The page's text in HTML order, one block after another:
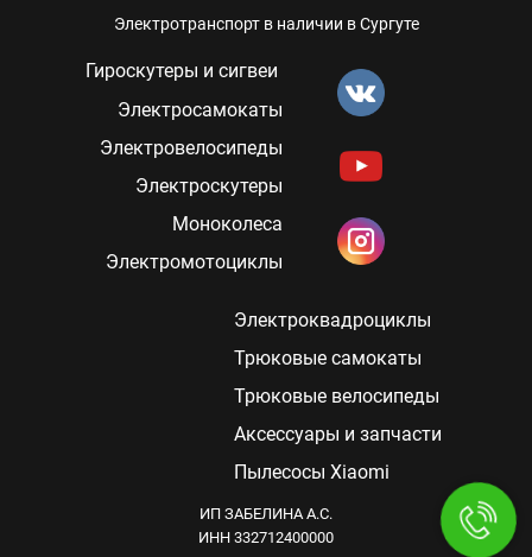
Гироскутеры и сигвеи
Электросамокаты
Электровелосипеды
Электроскутеры
Моноколеса
Электромотоциклы
Электроквадроциклы
Трюковые самокаты
Трюковые велосипеды
Аксессуары и запчасти
Пылесосы Xiaomi
Электротранспорт в наличии в Сургуте
ИП ЗАБЕЛИНА А.C.
ИНН 332712400000